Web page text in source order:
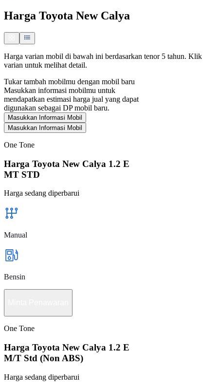
Harga Toyota New Calya
Harga varian mobil di bawah ini berdasarkan tenor 5 tahun. Klik
varian untuk melihat detail.
Tukar tambah mobilmu dengan mobil baru
Masukkan informasi mobilmu untuk
mendapatkan estimasi harga jual yang dapat
digunakan sebagai DP mobil baru.
Masukkan Informasi Mobil
Masukkan Informasi Mobil
One Tone
Harga Toyota New Calya 1.2 E
MT STD
Harga sedang diperbarui
Manual
Bensin
One Tone
Harga Toyota New Calya 1.2 E
M/T Std (Non ABS)
Harga sedang diperbarui